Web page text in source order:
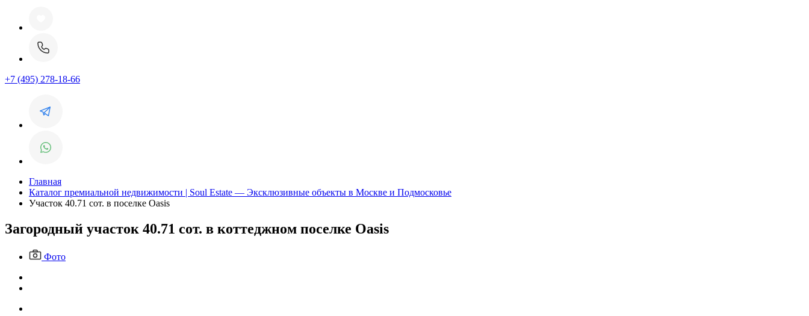
+7 (495) 278-18-66
Главная
Каталог премиальной недвижимости | Soul Estate — Эксклюзивные объекты в Москве и Подмосковье
Участок 40.71 сот. в поселке Oasis
Загородный участок 40.71 сот. в коттеджном поселке Oasis
Фото